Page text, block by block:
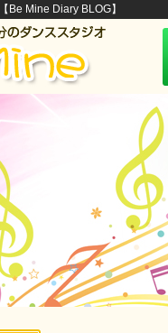
Be Mine Diary BLOG】